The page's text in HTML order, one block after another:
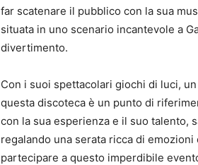
far scatenare il pubblico con la sua
situata in uno scenario incantevole a
divertimento.
Con i suoi spettacolari giochi di luci,
questa discoteca è un punto di
con la sua esperienza e il suo talento,
regalando una serata ricca di
partecipare a questo imperdibile